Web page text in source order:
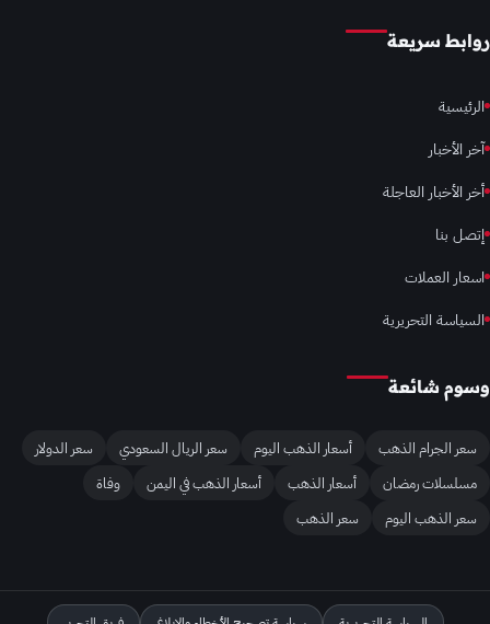
روابط سريعة
الرئيسية
آخر الأخبار
أخر الأخبار العاجلة
إتصل بنا
اسعار العملات
السياسة التحريرية
وسوم شائعة
سعر الجرام الذهب أسعار الذهب اليوم سعر الريال السعودي
سعر الدولار
مسلسلات رمضان
أسعار الذهب أسعار الذهب في اليمن
وفاة
سعر الذهب اليوم
سعر الذهب